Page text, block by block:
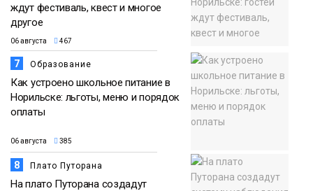
ждут фестиваль, квест и многое
другое
06 августа 467
7 Образование
Как устроено школьное питание в
Норильске: льготы, меню и порядок
оплаты
06 августа 385
8 Плато Путорана
На плато Путорана создадут